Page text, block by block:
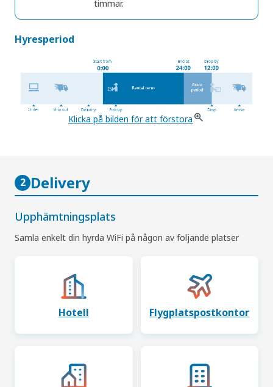
timmar.
Hyresperiod
Klicka på bilden för att förstora
2 Delivery
Upphämtningsplats
Samla enkelt din hyrda WiFi på någon av följande platser
Hotell Flygplatspostkontor